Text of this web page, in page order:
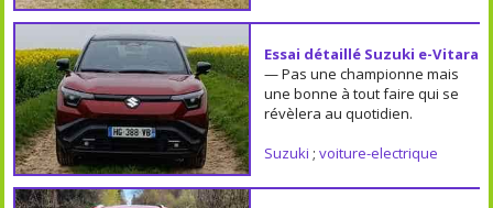
Essai détaillé Suzuki e-Vitara
— Pas une championne mais
une bonne à tout faire qui se
révèlera au quotidien.
Suzuki ; voiture-electrique